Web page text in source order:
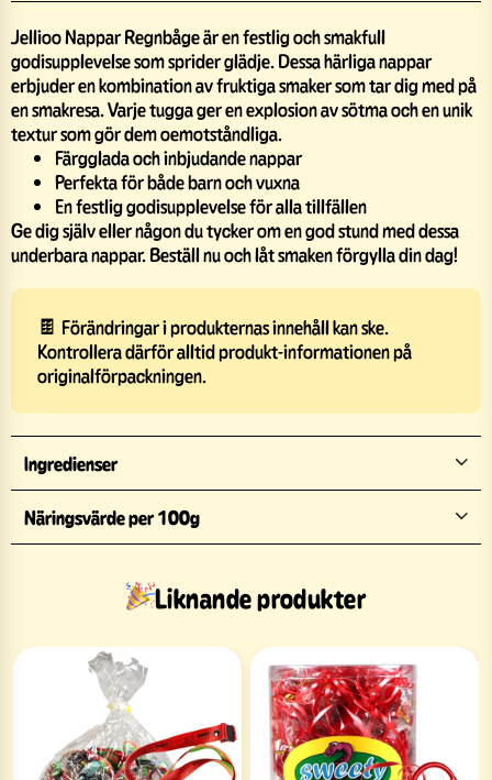
Jellioo Nappar Regnbåge är en festlig och smakfull
godisupplevelse som sprider glädje. Dessa härliga nappar
erbjuder en kombination av fruktiga smaker som tar dig med på
en smakresa. Varje tugga ger en explosion av sötma och en unik
textur som gör dem oemotståndliga.
Färgglada och inbjudande nappar
Perfekta för både barn och vuxna
En festlig godisupplevelse för alla tillfällen
Ge dig själv eller någon du tycker om en god stund med dessa
underbara nappar. Beställ nu och låt smaken förgylla din dag!
🍫 Förändringar i produkternas innehåll kan ske.
Kontrollera därför alltid produkt-informationen på
originalförpackningen.
Ingredienser
Näringsvärde per 100g
Liknande produkter